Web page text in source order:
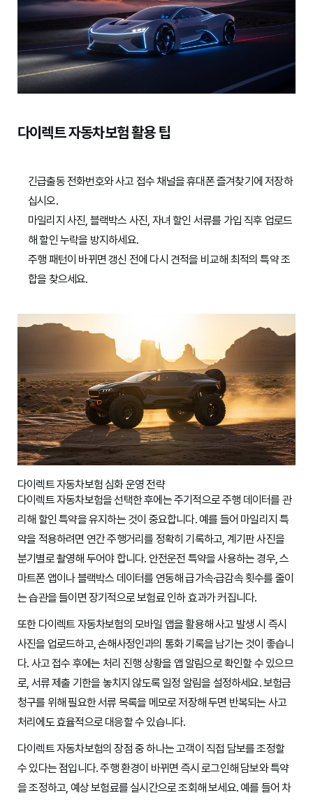
다이렉트 자동차보험 활용 팁
긴급출동 전화번호와 사고 접수 채널을 휴대폰 즐겨찾기에 저장하
십시오.
마일리지 사진, 블랙박스 사진, 자녀 할인 서류를 가입 직후 업로드
해 할인 누락을 방지하세요.
주행 패턴이 바뀌면 갱신 전에 다시 견적을 비교해 최적의 특약 조
합을 찾으세요.
다이렉트 자동차보험 심화 운영 전략
다이렉트 자동차보험을 선택한 후에는 주기적으로 주행 데이터를 관
리해 할인 특약을 유지하는 것이 중요합니다. 예를 들어 마일리지 특
약을 적용하려면 연간 주행거리를 정확히 기록하고, 계기판 사진을
분기별로 촬영해 두어야 합니다. 안전운전 특약을 사용하는 경우, 스
마트폰 앱이나 블랙박스 데이터를 연동해 급가속·급감속 횟수를 줄이
는 습관을 들이면 장기적으로 보험료 인하 효과가 커집니다.
또한 다이렉트 자동차보험의 모바일 앱을 활용해 사고 발생 시 즉시
사진을 업로드하고, 손해사정인과의 통화 기록을 남기는 것이 좋습니
다. 사고 접수 후에는 처리 진행 상황을 앱 알림으로 확인할 수 있으므
로, 서류 제출 기한을 놓치지 않도록 일정 알림을 설정하세요. 보험금
청구를 위해 필요한 서류 목록을 메모로 저장해 두면 반복되는 사고
처리에도 효율적으로 대응할 수 있습니다.
다이렉트 자동차보험의 장점 중 하나는 고객이 직접 담보를 조정할
수 있다는 점입니다. 주행 환경이 바뀌면 즉시 로그인해 담보와 특약
을 조정하고, 예상 보험료를 실시간으로 조회해 보세요. 예를 들어 차